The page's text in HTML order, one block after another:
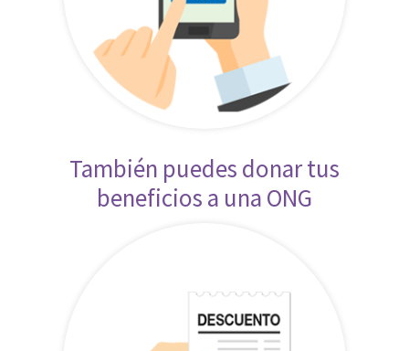
También puedes donar tus
beneficios a una ONG